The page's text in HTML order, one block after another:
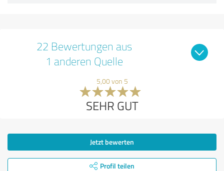
22 Bewertungen aus
1 anderen Quelle
5,00 von 5
SEHR GUT
Jetzt bewerten
Profil teilen